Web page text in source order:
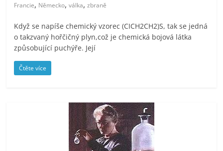
Francie, Německo,válka,zbraně
Když se napíše chemický vzorec (CICH2CH2)S, tak se jedná
o takzvaný hořčičný plyn,což je chemická bojová látka
způsobující puchýře. Její
Čtěte více